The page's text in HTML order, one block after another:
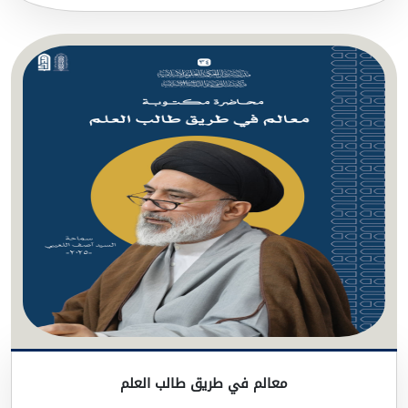
معالم في طريق طالب العلم